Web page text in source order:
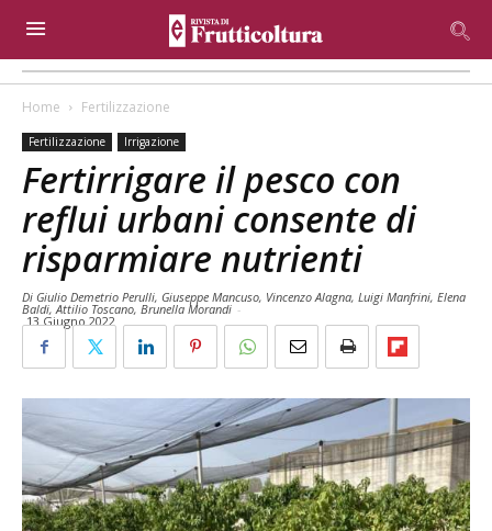
Home Fertilizzazione
Fertilizzazione Irrigazione
Fertirrigare il pesco con
reflui urbani consente di
risparmiare nutrienti
Di Giulio Demetrio Perulli, Giuseppe Mancuso, Vincenzo Alagna, Luigi Manfrini, Elena
Baldi, Attilio Toscano, Brunella Morandi -
13 Giugno 2022